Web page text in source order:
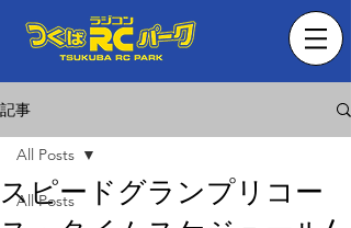
記事
All Posts
All Posts
スピードグランプリコー